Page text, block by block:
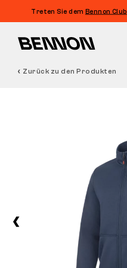
Treten Sie dem Bennon Club
Barfußschuhe
Freizeitschuhe
Zurück zu den Produkten